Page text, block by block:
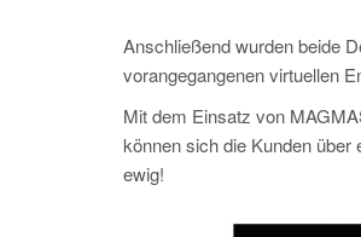
Anschließend wurden beide
vorangegangenen virtuellen
Mit dem Einsatz von
können sich die Kunden über
ewig!